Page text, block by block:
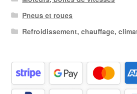
Pneus et roues
Refroidissement, chauffage,